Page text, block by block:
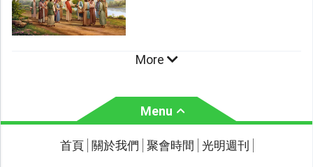
More
Menu
關於我們 聚會時間
首頁 關於我們 聚會時間 光明週刊